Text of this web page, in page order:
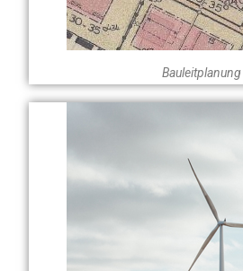
Bauleitplanung